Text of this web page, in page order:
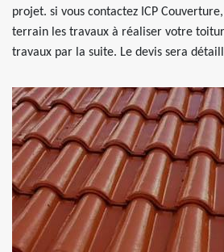
projet. si vous contactez ICP
terrain les travaux à réaliser votre
travaux par la suite. Le devis sera